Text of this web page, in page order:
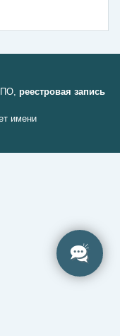
реестровая запись
имени